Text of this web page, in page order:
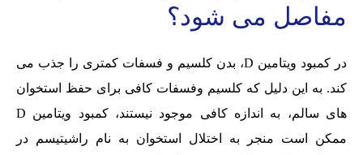
مفاصل می شود؟
در کمبود ویتامین D، بدن کلسیم و فسفات کمتری را جذب می
کند. به این دلیل که کلسیم وفسفات کافی برای حفظ استخوان
های سالم، به اندازه کافی موجود نیستند، کمبود ویتامین D
ممکن است منجر به اختلال استخوان به نام راشیتیسم در